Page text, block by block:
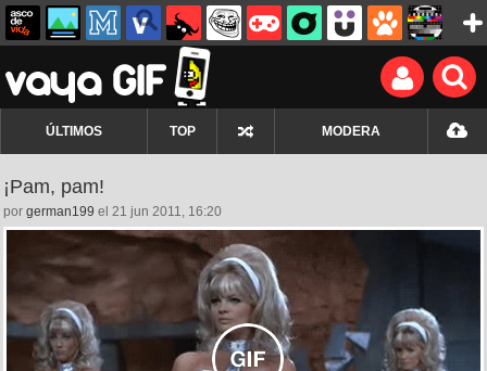
ÚLTIMOS TOP MODERA
¡Pam, pam!
por german199 el 21 jun 2011, 16:20